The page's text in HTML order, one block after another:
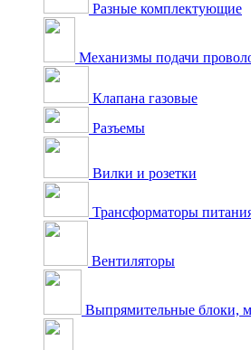
Разные комплектующие
Механизмы подачи
Клапана газовые
Разъемы
Вилки и розетки
Трансформаторы
Вентиляторы
Выпрямительные блоки,